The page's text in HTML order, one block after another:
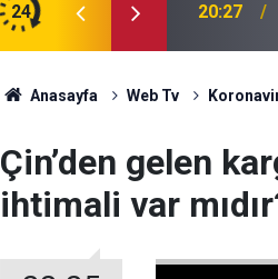
24
20:17
Anasayfa Web Tv
Çin’den gelen
ihtimali var